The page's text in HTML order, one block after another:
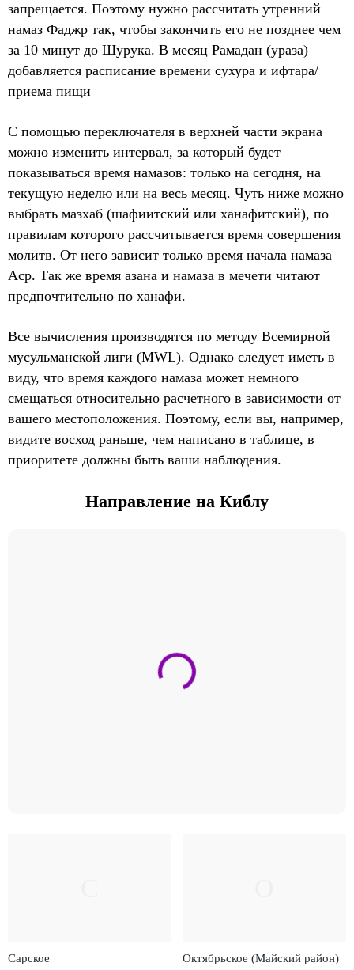
запрещается. Поэтому нужно рассчитать утренний
намаз Фаджр так, чтобы закончить его не позднее чем
за 10 минут до Шурука. В месяц Рамадан (ураза)
добавляется расписание времени сухура и ифтара/
приема пищи
С помощью переключателя в верхней части экрана
можно изменить интервал, за который будет
показываться время намазов: только на сегодня, на
текущую неделю или на весь месяц. Чуть ниже можно
выбрать мазхаб (шафиитский или ханафитский), по
правилам которого рассчитывается время совершения
молитв. От него зависит только время начала намаза
Аср. Так же время азана и намаза в мечети читают
предпочтительно по ханафи.
Все вычисления производятся по методу Всемирной
мусульманской лиги (MWL). Однако следует иметь в
виду, что время каждого намаза может немного
смещаться относительно расчетного в зависимости от
вашего местоположения. Поэтому, если вы, например,
видите восход раньше, чем написано в таблице, в
приоритете должны быть ваши наблюдения.
Направление на Киблу
Сарское Октябрьское (Майский район)